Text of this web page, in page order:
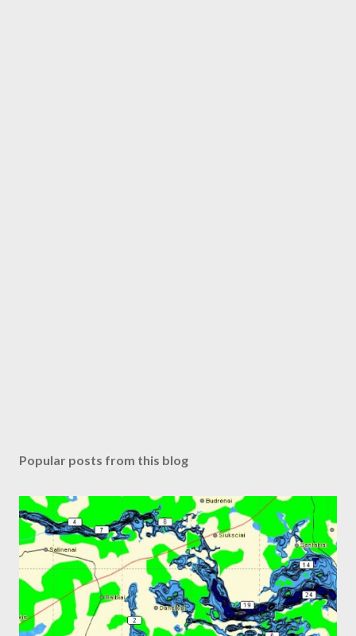
Popular posts from this blog